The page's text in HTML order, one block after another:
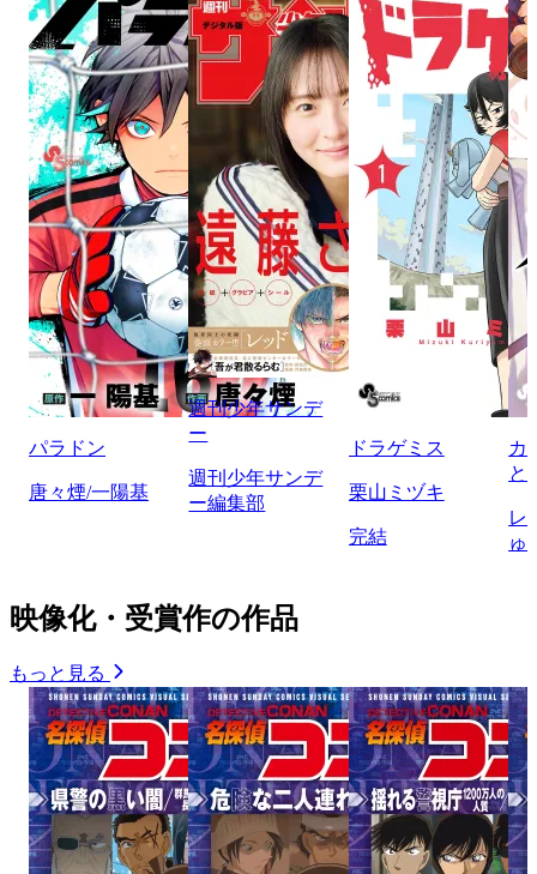
パラドン
唐々煙/一陽基
週刊少年サンデ
ー
週刊少年サンデ
ー編集部
ドラゲミス
栗山ミヅキ
完結
カ
と
レ
ゅ
映像化・受賞作の作品
もっと見る